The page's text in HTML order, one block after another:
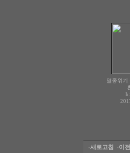
멸종위기
-새로고침
-이